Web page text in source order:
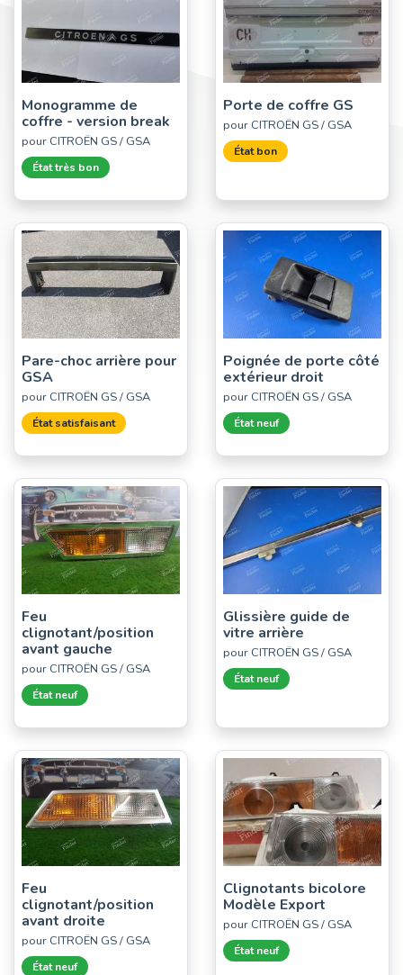
Monogramme de
coffre - version break
pour CITROËN GS / GSA
État très bon
Porte de coffre GS
pour CITROËN GS / GSA
État bon
Pare-choc arrière pour
GSA
pour CITROËN GS / GSA
État satisfaisant
Poignée de porte côté
extérieur droit
pour CITROËN GS / GSA
État neuf
Feu
clignotant/position
avant gauche
pour CITROËN GS / GSA
État neuf
Glissière guide de
vitre arrière
pour CITROËN GS / GSA
État neuf
Feu
clignotant/position
avant droite
pour CITROËN GS / GSA
État neuf
Clignotants bicolore
Modèle Export
pour CITROËN GS / GSA
État neuf